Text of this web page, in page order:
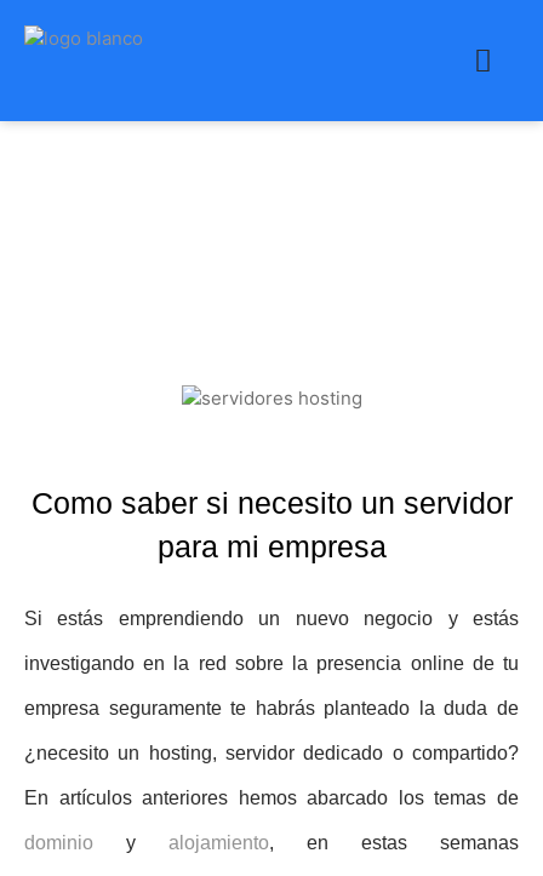
Como saber si necesito un servidor
para mi empresa
Si estás emprendiendo un nuevo negocio y estás
investigando en la red sobre la presencia online de tu
empresa seguramente te habrás planteado la duda de
¿necesito un hosting, servidor dedicado o compartido?
En artículos anteriores hemos abarcado los temas de
dominio y alojamiento, en estas semanas